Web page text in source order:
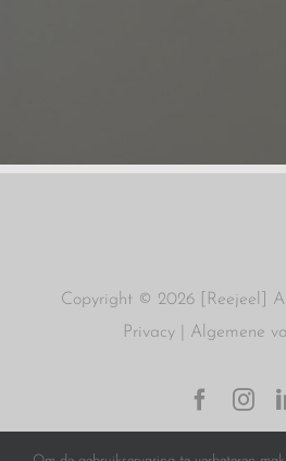
Copyright © 2026 [Reejeel]
Privacy
Algemene